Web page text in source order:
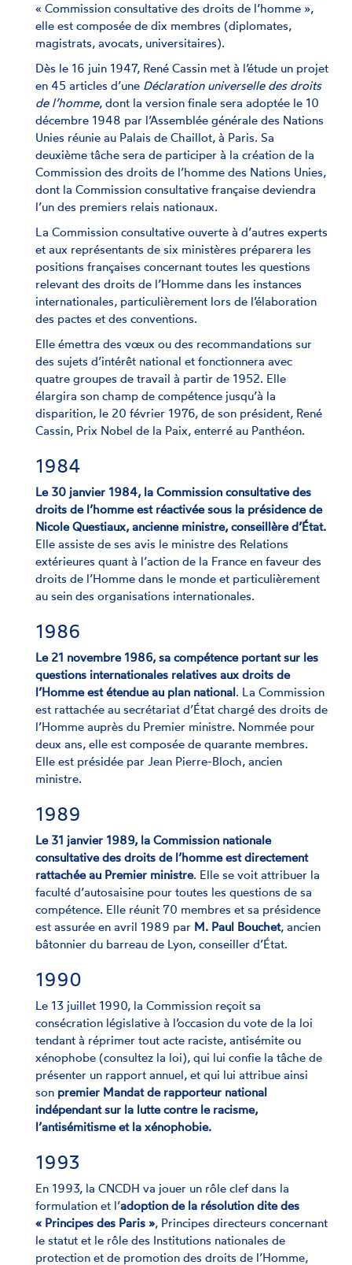
« Commission consultative des droits de l’homme »,
elle est composée de dix membres (diplomates,
magistrats, avocats, universitaires).
Dès le 16 juin 1947, René Cassin met à l’étude un projet
en 45 articles d’une Déclaration universelle des droits
de l’homme, dont la version finale sera adoptée le 10
décembre 1948 par l’Assemblée générale des Nations
Unies réunie au Palais de Chaillot, à Paris. Sa
deuxième tâche sera de participer à la création de la
Commission des droits de l’homme des Nations Unies,
dont la Commission consultative française deviendra
l’un des premiers relais nationaux.
La Commission consultative ouverte à d’autres experts
et aux représentants de six ministères préparera les
positions françaises concernant toutes les questions
relevant des droits de l’Homme dans les instances
internationales, particulièrement lors de l’élaboration
des pactes et des conventions.
Elle émettra des vœux ou des recommandations sur
des sujets d’intérêt national et fonctionnera avec
quatre groupes de travail à partir de 1952. Elle
élargira son champ de compétence jusqu’à la
disparition, le 20 février 1976, de son président, René
Cassin, Prix Nobel de la Paix, enterré au Panthéon.
1984
Le 30 janvier 1984, la Commission consultative des
droits de l’homme est réactivée sous la présidence de
Nicole Questiaux, ancienne ministre, conseillère d’État.
Elle assiste de ses avis le ministre des Relations
extérieures quant à l’action de la France en faveur des
droits de l’Homme dans le monde et particulièrement
au sein des organisations internationales.
1986
Le 21 novembre 1986, sa compétence portant sur les
questions internationales relatives aux droits de
l’Homme est étendue au plan national. La Commission
est rattachée au secrétariat d’État chargé des droits de
l’Homme auprès du Premier ministre. Nommée pour
deux ans, elle est composée de quarante membres.
Elle est présidée par Jean Pierre-Bloch, ancien
ministre.
1989
Le 31 janvier 1989, la Commission nationale
consultative des droits de l’homme est directement
rattachée au Premier ministre. Elle se voit attribuer la
faculté d’autosaisine pour toutes les questions de sa
compétence. Elle réunit 70 membres et sa présidence
est assurée en avril 1989 par M. Paul Bouchet, ancien
bâtonnier du barreau de Lyon, conseiller d’État.
1990
Le 13 juillet 1990, la Commission reçoit sa
consécration législative à l’occasion du vote de la loi
tendant à réprimer tout acte raciste, antisémite ou
xénophobe (consultez la loi), qui lui confie la tâche de
présenter un rapport annuel, et qui lui attribue ainsi
son premier Mandat de rapporteur national
indépendant sur la lutte contre le racisme,
l’antisémitisme et la xénophobie.
1993
En 1993, la CNCDH va jouer un rôle clef dans la
formulation et l’adoption de la résolution dite des
« Principes des Paris », Principes directeurs concernant
le statut et le rôle des Institutions nationales de
protection et de promotion des droits de l’Homme,